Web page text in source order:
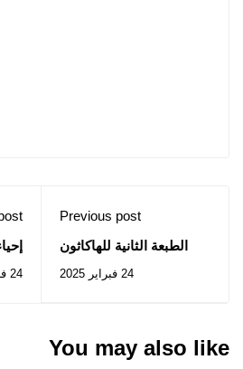
Previous post
الطبعة الثانية للهاكاثون
24 فبراير 2025 24 فبراير 2025
You may also like